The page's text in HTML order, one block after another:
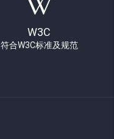
W3C
符合W3C标准及规范